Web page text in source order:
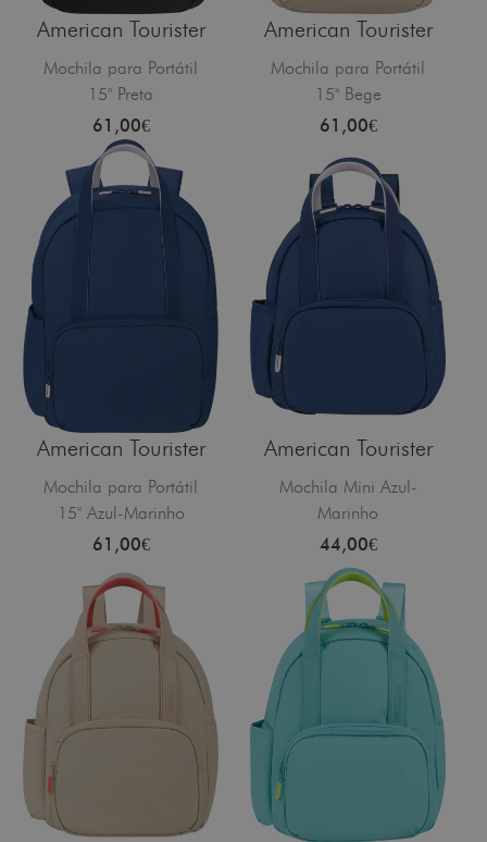
American Tourister
Mochila para Portátil
15" Preta
61,00€
American Tourister
Mochila para Portátil
15" Bege
61,00€
American Tourister
Mochila para Portátil
15" Azul-Marinho
61,00€
American Tourister
Mochila Mini Azul-
Marinho
44,00€